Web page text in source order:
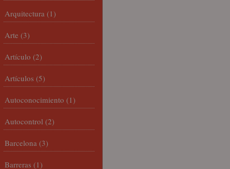
Arquitectura (1)
Arte (3)
Artículo (2)
Artículos (5)
Autoconocimiento (1)
Autocontrol (2)
Barcelona (3)
Barreras (1)